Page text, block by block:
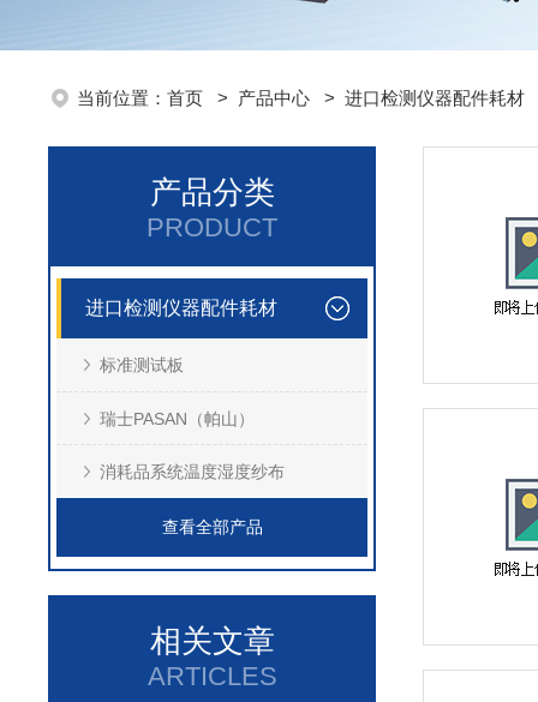
当前位置： 首页 > 产品中心 > 进口检测仪器配件耗材
产品分类
PRODUCT
进口检测仪器配件耗材
标准测试板
瑞士PASAN（帕山）
消耗品系统温度湿度纱布
查看全部产品
相关文章
ARTICLES